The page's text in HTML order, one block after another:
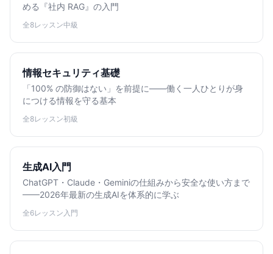
める『社内 RAG』の入門
全8レッスン中級
情報セキュリティ基礎
「100% の防御はない」を前提に——働く一人ひとりが身
につける情報を守る基本
全8レッスン初級
生成AI入門
ChatGPT・Claude・Geminiの仕組みから安全な使い方まで
——2026年最新の生成AIを体系的に学ぶ
全6レッスン 入門